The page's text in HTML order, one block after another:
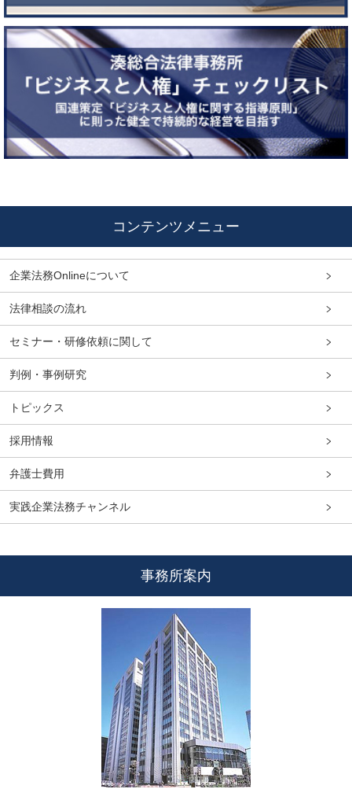
コンテンツメニュー
企業法務Onlineについて
法律相談の流れ
セミナー・研修依頼に関して
判例・事例研究
トピックス
採用情報
弁護士費用
実践企業法務チャンネル
事務所案内